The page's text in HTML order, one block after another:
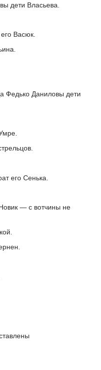
дети Власьева.
Васюк.
Федько Даниловы дети
его Сенька.
— с вотчины не